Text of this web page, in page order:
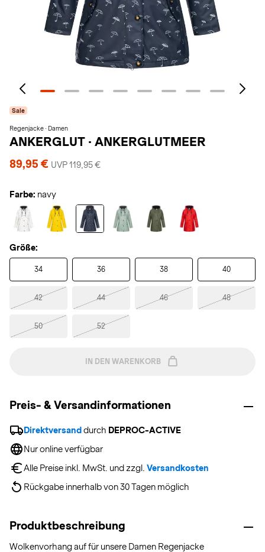
Sale
Regenjacke · Damen
ANKERGLUT · ANKERGLUTMEER
89,95 € UVP 119,95 €
Farbe: navy
Größe:
34 36 38 40
42 44 46 48
50 52
IN DEN WARENKORB
Preis- & Versandinformationen
Direktversand durch DEPROC-ACTIVE
Nur online verfügbar
Alle Preise inkl. MwSt. und zzgl. Versandkosten
Rückgabe innerhalb von 30 Tagen möglich
Produktbeschreibung
Wolkenvorhang auf für unsere Damen Regenjacke